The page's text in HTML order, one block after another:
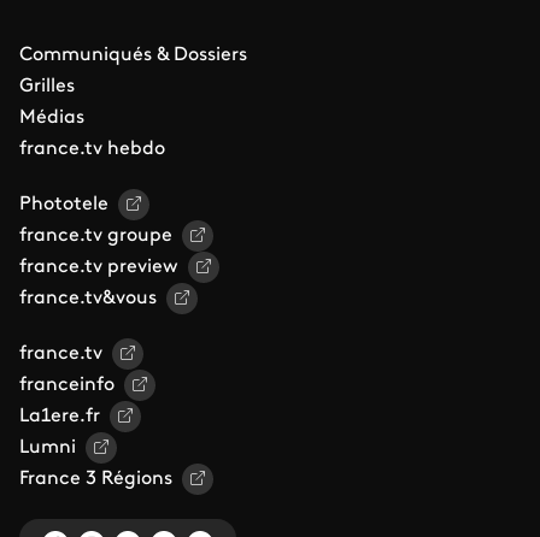
Communiqués & Dossiers
Grilles
Médias
france.tv hebdo
Phototele
france.tv groupe
france.tv preview
france.tv&vous
france.tv
franceinfo
La1ere.fr
Lumni
France 3 Régions